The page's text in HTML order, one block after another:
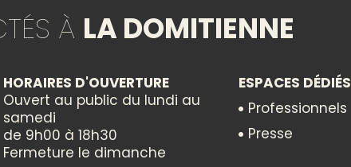
Arts divers
CATÉGORIES
À LA DOMITIENNE
HORAIRES D'OUVERTURE
Ouvert au public du lundi au
samedi
de 9h00 à 18h30
Fermeture le dimanche
ESPACES DÉDIÉS
Professionnels
Presse